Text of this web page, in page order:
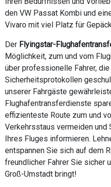
den VW Passat Kombi und
Vivaro mit viel Platz für
Der Flyingstar-
Möglichkeit, zum und vom
über professionelle Fahrer,
Sicherheitsprotokollen
unserer Fahrgäste
Flughafentransferdienste
effizienteste Route zum und
Verkehrsstaus vermeiden und
Ihres Fluges informieren.
entspannen Sie sich auf dem
freundlicher Fahrer Sie sicher
Groß-Umstadt bringt!